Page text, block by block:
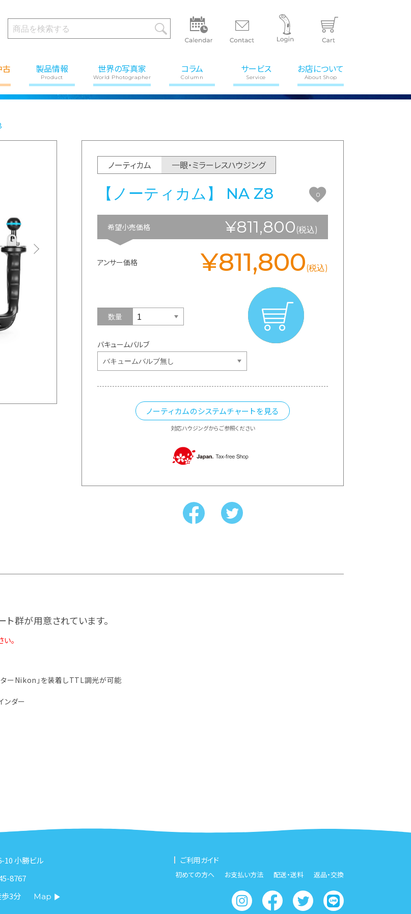
古 製品情報
Product
世界の写真家
World Photographer
コラム
Column
サービス
Service
お店について
About Shop
ノーティカム 一眼・ミラーレスハウジング
【ノーティカム】 NA Z8 0
希望小売価格 ¥811,800 (税込)
アンサー価格 ¥811,800(税込)
数量
バキュームバルブ
ノーティカムのシステムチャートを見る
対応ハウジングからご参照ください
群が用意されています。
。
ターNikon」を装着しTTL調光が可能
ンダー
10 小勝ビル
8767
歩3分
Map
ご利用ガイド
初めての方へ お支払い方法 配送・送料 返品・交換